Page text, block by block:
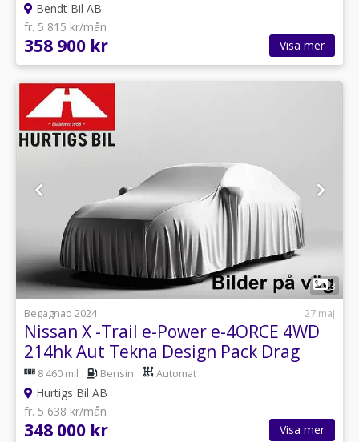
Bendt Bil AB
fr. 5 815 kr/mån
358 900 kr Visa mer
1
3
Begagnad 2024
27 maj
Nissan X -Trail e-Power e-4ORCE 4WD
214hk Aut Tekna Design Pack Drag
8 460 mil Bensin Automat
Hurtigs Bil AB
fr. 5 638 kr/mån
348 000 kr Visa mer